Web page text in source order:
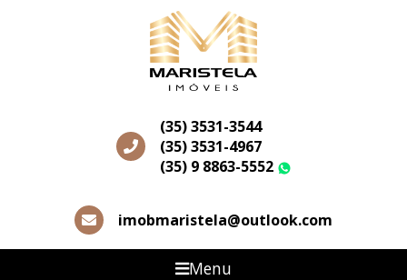
(35) 3531-3544
(35) 3531-4967
(35) 9 8863-5552
imobmaristela@outlook.com
Menu